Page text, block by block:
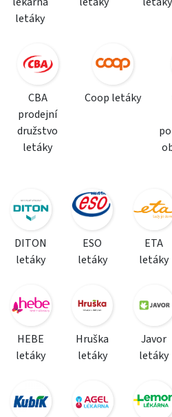
letáky
CBA
prodejní
družstvo
letáky
Coop letáky
DITON
letáky
ESO
letáky
ETA
letáky
HEBE
letáky
Hruška
letáky
Javor
letáky